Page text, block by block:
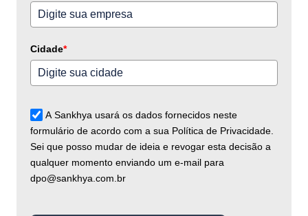
Cidade*
A Sankhya usará os dados fornecidos neste
formulário de acordo com a sua Política de Privacidade.
Sei que posso mudar de ideia e revogar esta decisão a
qualquer momento enviando um e-mail para
dpo@sankhya.com.br